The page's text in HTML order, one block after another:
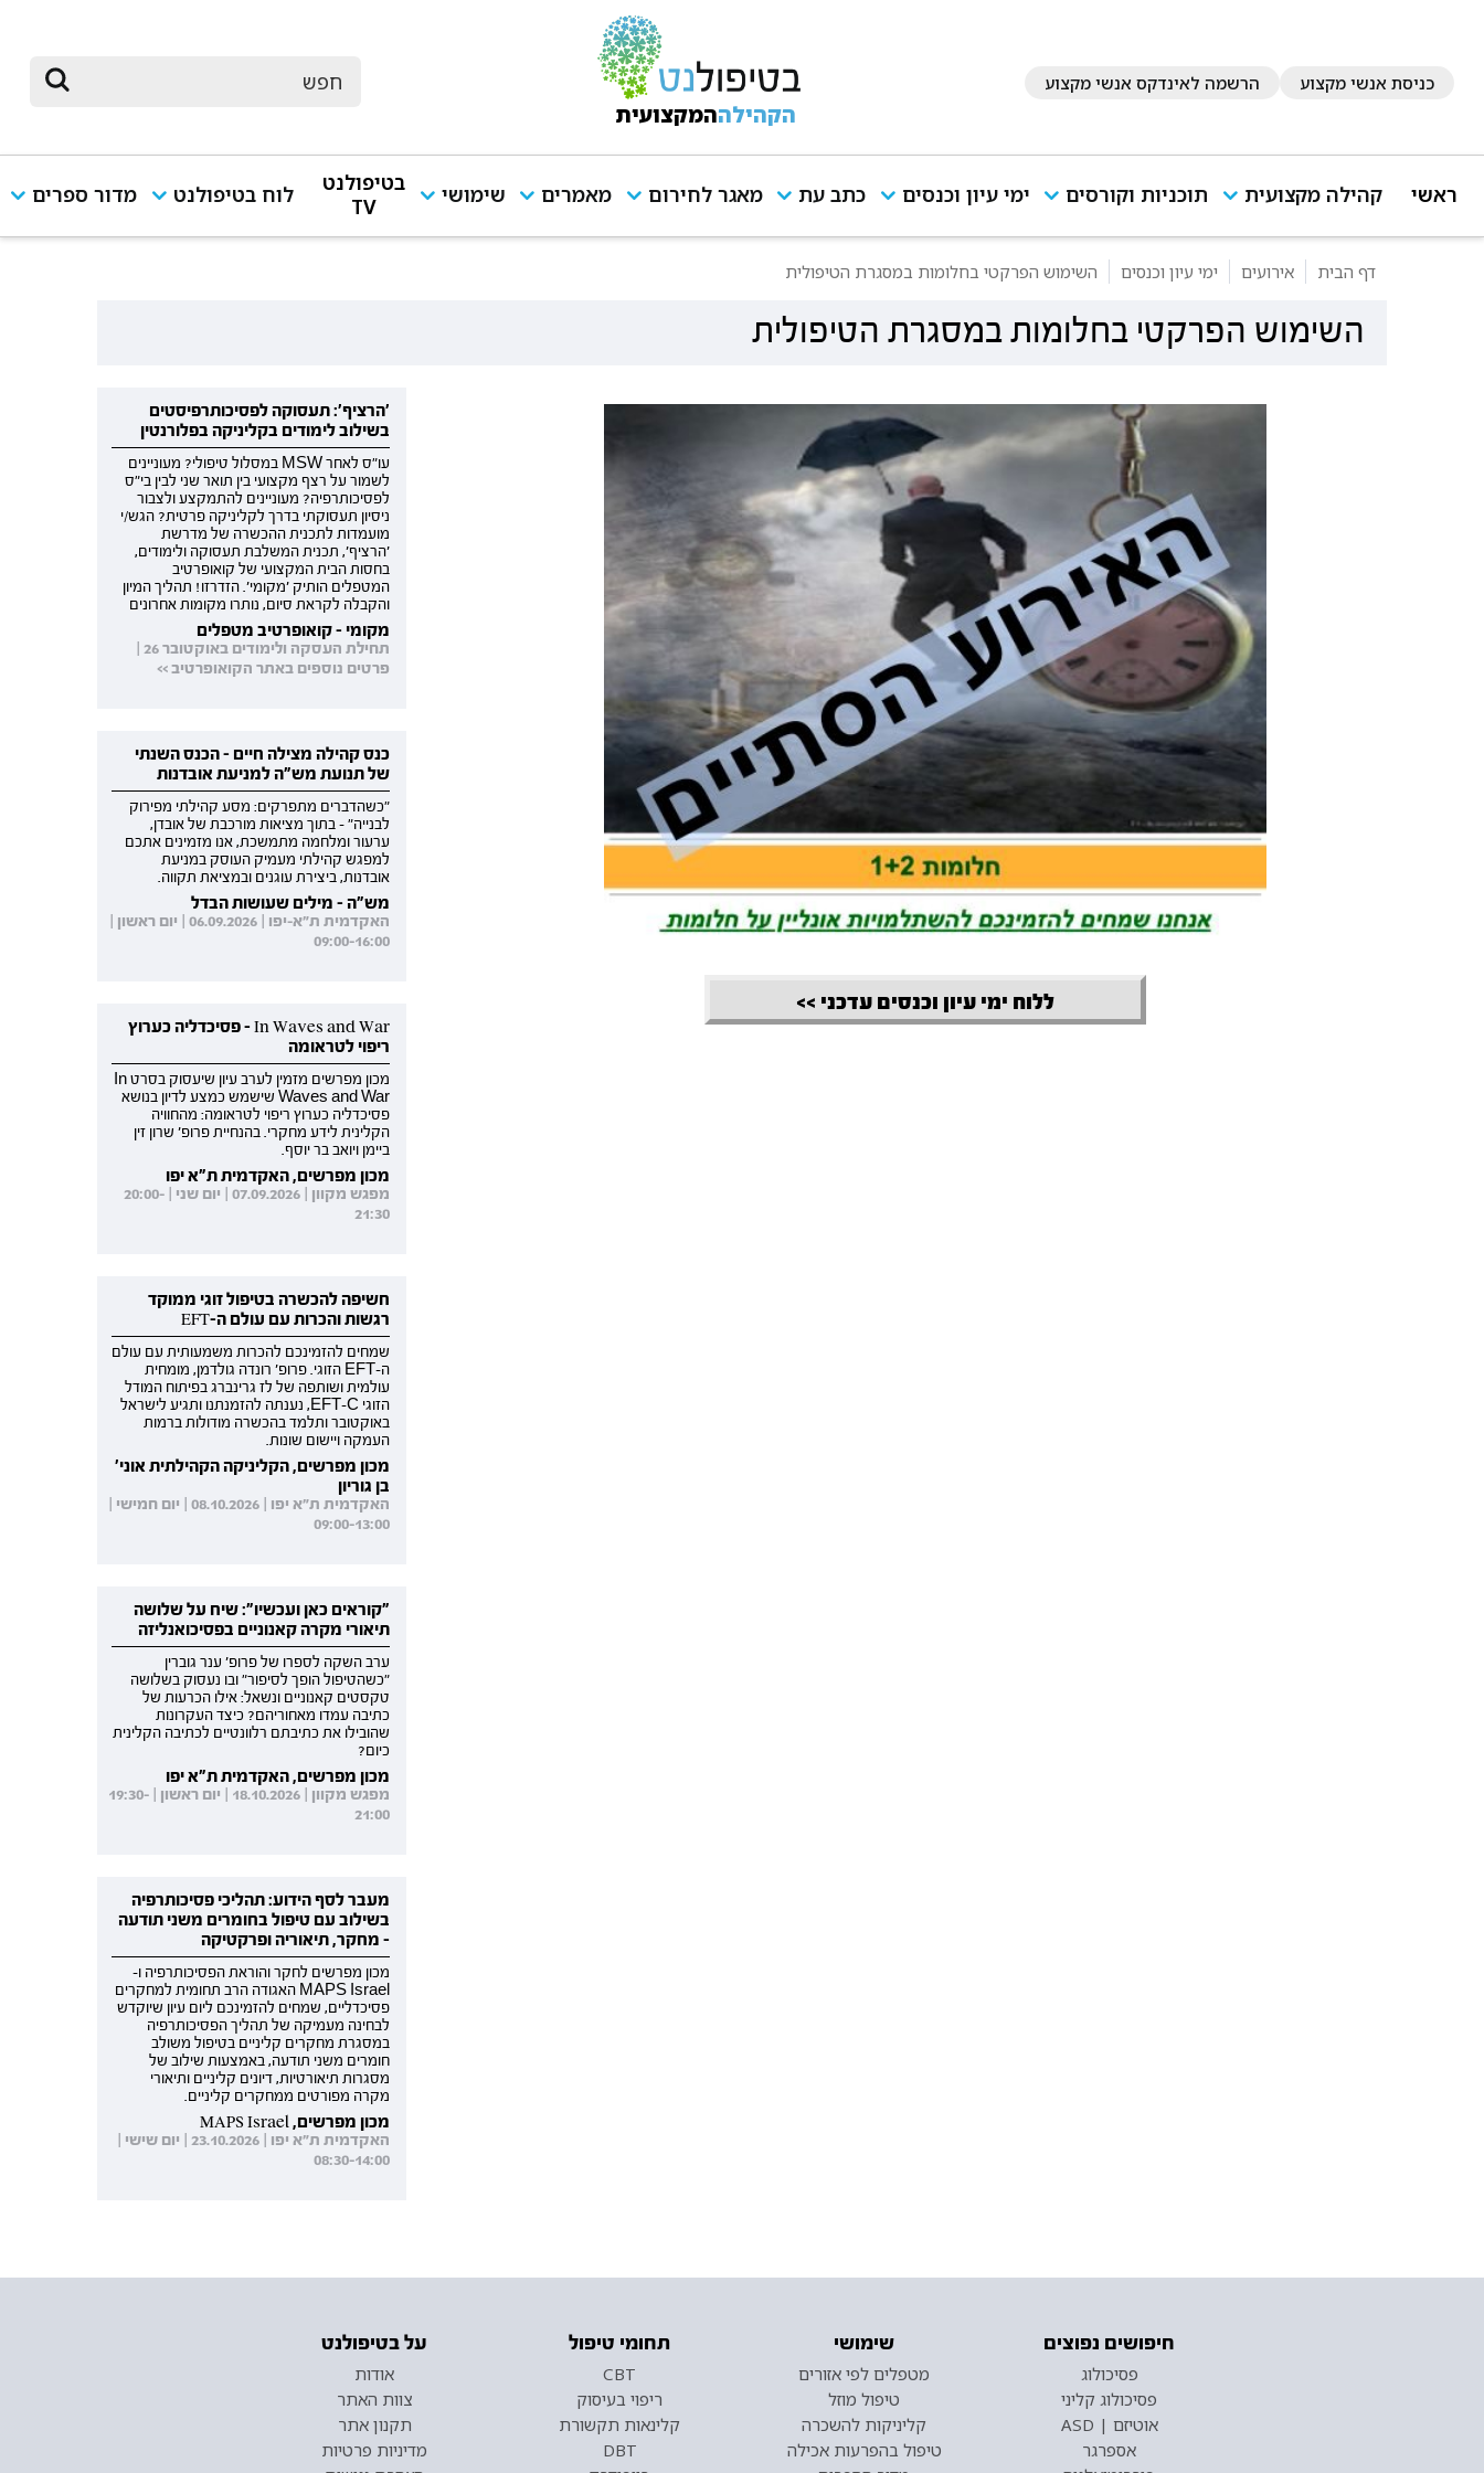
כניסת אנשי מקצוע הרשמה לאינדקס אנשי מקצוע
הקהילההמקצועית
ראשי קהילה מקצועית תוכניות וקורסים ימי עיון וכנסים כתב עת מאגר לחירום מאמרים שימושי
בטיפולנט
TV
לוח בטיפולנט מדור ספרים
דף הבית אירועים ימי עיון וכנסים השימוש הפרקטי בחלומות במסגרת הטיפולית
השימוש הפרקטי בחלומות במסגרת הטיפולית
ללוח ימי עיון וכנסים עדכני >>
'הרציף': תעסוקה לפסיכותרפיסטים
בשילוב לימודים בקליניקה בפלורנטין
עו"ס לאחר MSW במסלול טיפולי? מעוניינים
לשמור על רצף מקצועי בין תואר שני לבין בי"ס
לפסיכותרפיה? מעוניינים להתמקצע ולצבור
ניסיון תעסוקתי בדרך לקליניקה פרטית? הגש/י
מועמדות לתכנית ההכשרה של מדרשת
'הרציף', תכנית המשלבת תעסוקה ולימודים,
בחסות הבית המקצועי של קואופרטיב
המטפלים הותיק 'מקומי'. הזדרזו! תהליך המיון
והקבלה לקראת סיום, נותרו מקומות אחרונים
מקומי - קואופרטיב מטפלים
תחילת העסקה ולימודים באוקטובר 26 |
פרטים נוספים באתר הקואופרטיב >>
כנס קהילה מצילה חיים - הכנס השנתי
של תנועת מש"ה למניעת אובדנות
"כשהדברים מתפרקים: מסע קהילתי מפירוק
לבנייה" - בתוך מציאות מורכבת של אובדן,
ערעור ומלחמה מתמשכת, אנו מזמינים אתכם
למפגש קהילתי מעמיק העוסק במניעת
אובדנות, ביצירת עוגנים ובמציאת תקווה.
מש"ה - מילים שעושות הבדל
האקדמית ת"א-יפו | 06.09.2026 | יום ראשון |
09:00-16:00
In Waves and War - פסיכדליה כערוץ
ריפוי לטראומה
מכון מפרשים מזמין לערב עיון שיעסוק בסרט In
Waves and War שישמש כמצע לדיון בנושא
פסיכדליה כערוץ ריפוי לטראומה: מהחוויה
הקלינית לידע מחקרי. בהנחיית פרופ' שרון זין
ביימן ויואב בר יוסף.
מכון מפרשים, האקדמית ת"א יפו
מפגש מקוון | 07.09.2026 | יום שני | 20:00-
21:30
חשיפה להכשרה בטיפול זוגי ממוקד
רגשות והכרות עם עולם ה-EFT
שמחים להזמינכם להכרות משמעותית עם עולם
ה-EFT הזוגי. פרופ' רונדה גולדמן, מומחית
עולמית ושותפה של לז גרינברג בפיתוח המודל
הזוגי EFT-C, נענתה להזמנתנו ותגיע לישראל
באוקטובר ותלמד בהכשרה מודולות ברמות
העמקה ויישום שונות.
מכון מפרשים, הקליניקה הקהילתית אוני'
בן גוריון
האקדמית ת"א יפו | 08.10.2026 | יום חמישי |
09:00-13:00
"קוראים כאן ועכשיו": שיח על שלושה
תיאורי מקרה קאנוניים בפסיכואנליזה
ערב השקה לספרו של פרופ' ענר גוברין
"כשהטיפול הופך לסיפור" ובו נעסוק בשלושה
טקסטים קאנוניים ונשאל: אילו הכרעות של
כתיבה עמדו מאחוריהם? כיצד העקרונות
שהובילו את כתיבתם רלוונטיים לכתיבה הקלינית
כיום?
מכון מפרשים, האקדמית ת"א יפו
מפגש מקוון | 18.10.2026 | יום ראשון | 19:30-
21:00
מעבר לסף הידוע: תהליכי פסיכותרפיה
בשילוב עם טיפול בחומרים משני תודעה
- מחקר, תיאוריה ופרקטיקה
מכון מפרשים לחקר והוראת הפסיכותרפיה ו-
MAPS Israel האגודה הרב תחומית למחקרים
פסיכדליים, שמחים להזמינכם ליום עיון שיוקדש
לבחינה מעמיקה של תהליך הפסיכותרפיה
במסגרת מחקרים קליניים בטיפול משולב
חומרים משני תודעה, באמצעות שילוב של
מסגרות תיאורטיות, דיונים קליניים ותיאורי
מקרה מפורטים ממחקרים קליניים.
מכון מפרשים, MAPS Israel
האקדמית ת"א יפו | 23.10.2026 | יום שישי |
08:30-14:00
חיפושים נפוצים
פסיכולוג
פסיכולוג קליני
אוטיזם | ASD
אספרגר
שימושי
מטפלים לפי אזורים
טיפול מוזל
קליניקות להשכרה
טיפול בהפרעות אכילה
תחומי טיפול
CBT
ריפוי בעיסוק
קלינאות תקשורת
DBT
על בטיפולנט
אודות
צוות האתר
תקנון אתר
מדיניות פרטיות